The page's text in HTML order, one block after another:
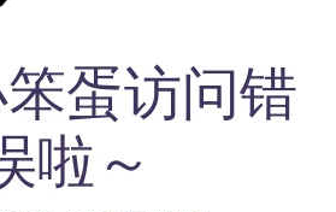
蛋访问错
啦～